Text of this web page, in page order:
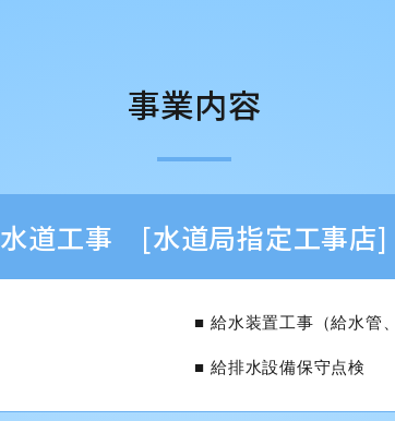
事業内容
水道工事 [水道局指定工事店]
給水装置工事（給水管
給排水設備保守点検